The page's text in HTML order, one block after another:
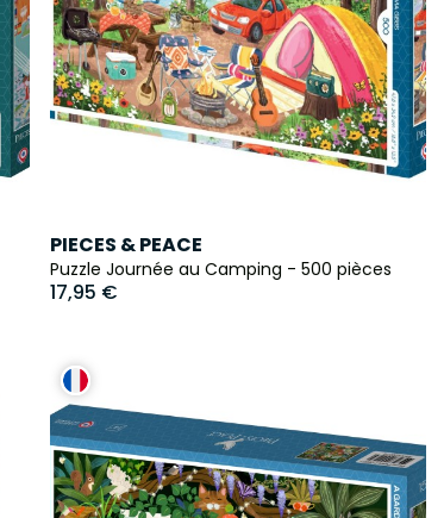
PIECES & PEACE
Puzzle Journée au Camping - 500 pièces
17,95 €